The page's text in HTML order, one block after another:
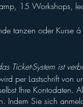
15 Workshops,
tanzen oder Kurse
Ticket-System ist
per Lastschrift von
Ihre Kontodaten.
Indem Sie sich